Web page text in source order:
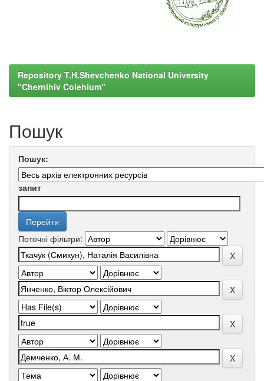
Repository T.H.Shevchenko National University
"Chernihiv Colehium"
Пошук
Пошук:
запит
Поточні фільтри: